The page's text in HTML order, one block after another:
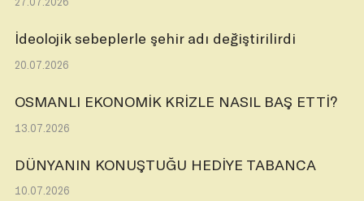
İdeolojik sebeplerle şehir adı değiştirilirdi
20.07.2026
OSMANLI EKONOMİK KRİZLE NASIL BAŞ ETTİ?
13.07.2026
DÜNYANIN KONUŞTUĞU HEDİYE TABANCA
10.07.2026